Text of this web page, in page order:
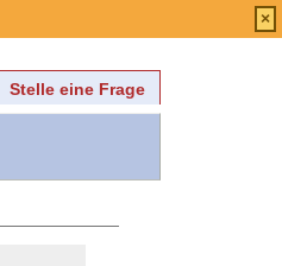
Stelle eine Frage
×